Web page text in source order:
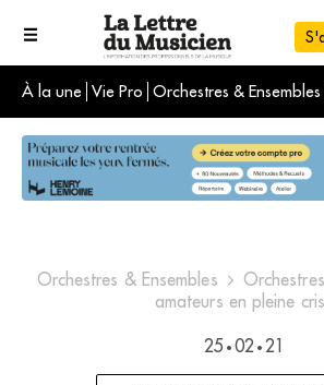
À la une Vie Pro Orchestres & Ensembles
L'info du jour
Le numéro du mois
International
Orchestres & Ensembles
amateurs en pleine
25 • 02 • 21